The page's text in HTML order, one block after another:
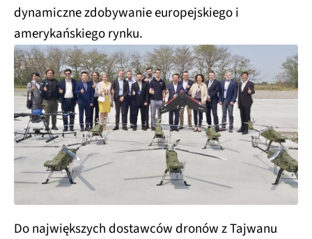
dynamiczne zdobywanie europejskiego i
amerykańskiego rynku.
Do największych dostawców dronów z Tajwanu